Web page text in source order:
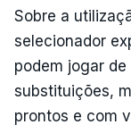
Sobre a
selecionador
podem jogar
substituições,
prontos e com